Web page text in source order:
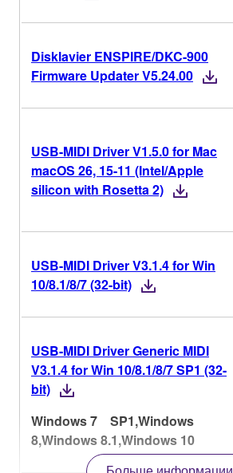
Disklavier ENSPIRE/DKC-900
Firmware Updater V5.24.00
USB-MIDI Driver V1.5.0 for Mac
macOS 26, 15-11 (Intel/Apple
silicon with Rosetta 2)
USB-MIDI Driver V3.1.4 for Win
10/8.1/8/7 (32-bit)
USB-MIDI Driver Generic MIDI
V3.1.4 for Win 10/8.1/8/7 SP1 (32-
bit)
Windows 7 SP1,Windows
8,Windows 8.1,Windows 10